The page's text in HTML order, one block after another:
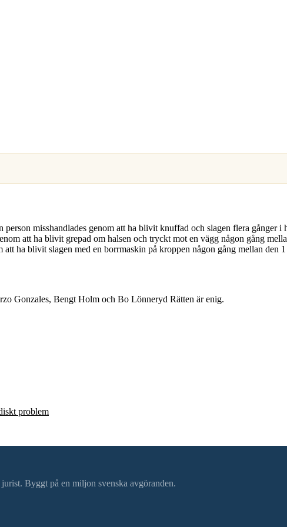
misshandlades genom att ha blivit knuffad och slagen flera gånger
att ha blivit grepad om halsen och tryckt mot en vägg någon gång
att ha blivit slagen med en borrmaskin på kroppen någon gång mellan
Gonzales, Bengt Holm och Bo Lönneryd Rätten är enig.
problem
Byggt på en miljon svenska avgöranden.